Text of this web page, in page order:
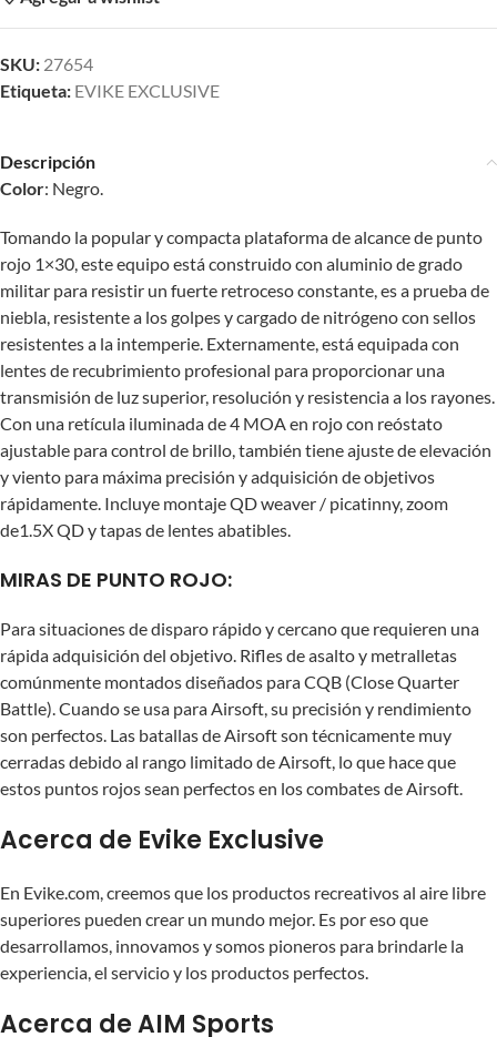
SKU: 27654
Etiqueta: EVIKE EXCLUSIVE
Descripción
Color: Negro.
Tomando la popular y compacta plataforma de alcance de punto
rojo 1×30, este equipo está construido con aluminio de grado
militar para resistir un fuerte retroceso constante, es a prueba de
niebla, resistente a los golpes y cargado de nitrógeno con sellos
resistentes a la intemperie. Externamente, está equipada con
lentes de recubrimiento profesional para proporcionar una
transmisión de luz superior, resolución y resistencia a los rayones.
Con una retícula iluminada de 4 MOA en rojo con reóstato
ajustable para control de brillo, también tiene ajuste de elevación
y viento para máxima precisión y adquisición de objetivos
rápidamente. Incluye montaje QD weaver / picatinny, zoom
de1.5X QD y tapas de lentes abatibles.
MIRAS DE PUNTO ROJO:
Para situaciones de disparo rápido y cercano que requieren una
rápida adquisición del objetivo. Rifles de asalto y metralletas
comúnmente montados diseñados para CQB (Close Quarter
Battle). Cuando se usa para Airsoft, su precisión y rendimiento
son perfectos. Las batallas de Airsoft son técnicamente muy
cerradas debido al rango limitado de Airsoft, lo que hace que
estos puntos rojos sean perfectos en los combates de Airsoft.
Acerca de Evike Exclusive
En Evike.com, creemos que los productos recreativos al aire libre
superiores pueden crear un mundo mejor. Es por eso que
desarrollamos, innovamos y somos pioneros para brindarle la
experiencia, el servicio y los productos perfectos.
Acerca de AIM Sports